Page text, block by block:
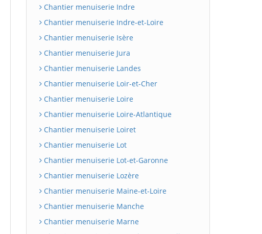
Chantier menuiserie Indre
Chantier menuiserie Indre-et-Loire
Chantier menuiserie Isère
Chantier menuiserie Jura
Chantier menuiserie Landes
Chantier menuiserie Loir-et-Cher
Chantier menuiserie Loire
Chantier menuiserie Loire-Atlantique
Chantier menuiserie Loiret
Chantier menuiserie Lot
Chantier menuiserie Lot-et-Garonne
Chantier menuiserie Lozère
Chantier menuiserie Maine-et-Loire
Chantier menuiserie Manche
Chantier menuiserie Marne